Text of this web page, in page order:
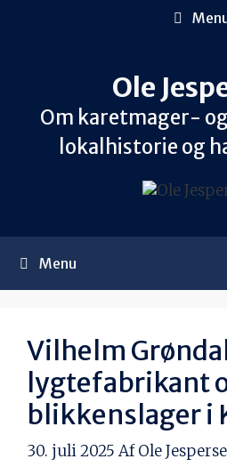
Ole
Om karetmager-
lokalhistorie og
Menu
Vilhelm
lygtefabrikant
blikkenslager i
30. juli 2025 AfOle